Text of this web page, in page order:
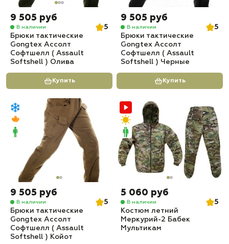
9 505 руб
В наличии
5
Брюки тактические
Gongtex Ассолт
Софтшелл ( Assault
Softshell ) Олива
Купить
9 505 руб
В наличии
5
Брюки тактические
Gongtex Ассолт
Софтшелл ( Assault
Softshell ) Черные
Купить
9 505 руб
В наличии
5
Брюки тактические
Gongtex Ассолт
Софтшелл ( Assault
Softshell ) Койот
5 060 руб
В наличии
5
Костюм летний
Меркурий-2 Бабек
Мультикам